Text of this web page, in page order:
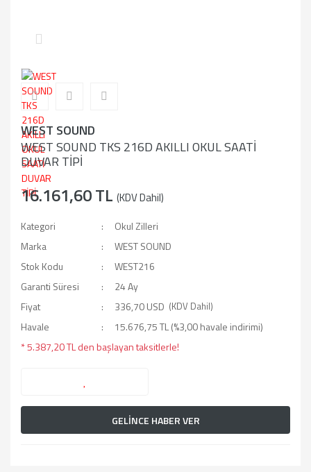
WEST SOUND
WEST SOUND TKS 216D AKILLI OKUL SAATİ
DUVAR TİPİ
16.161,60 TL (KDV Dahil)
Kategori
Okul Zilleri
Marka
WEST SOUND
Stok Kodu
WEST216
Garanti Süresi
24 Ay
Fiyat
336,70 USD (KDV Dahil)
Havale
15.676,75 TL (%3,00 havale indirimi)
* 5.387,20 TL den başlayan taksitlerle!
GELİNCE HABER VER